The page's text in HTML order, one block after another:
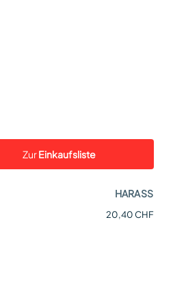
ZurEinkaufsliste
HARASS
20,40 CHF